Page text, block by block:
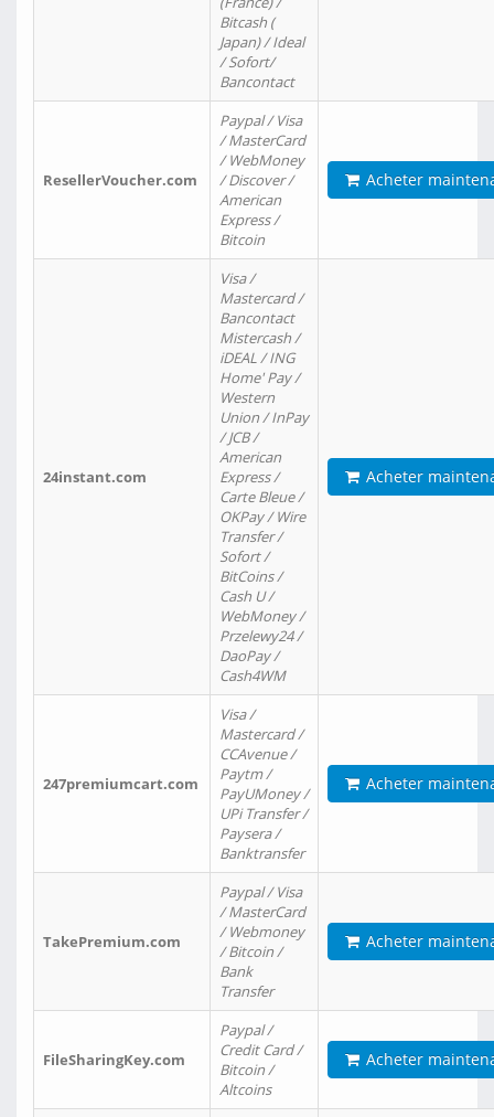
Bitcash (
Japan) / Ideal
/ Sofort/
Bancontact
ResellerVoucher.com
Paypal / Visa
/ MasterCard
/ WebMoney
/ Discover /
American
Express /
Bitcoin
Acheter
24instant.com
Visa /
Mastercard /
Bancontact
Mistercash /
iDEAL / ING
Home' Pay /
Western
Union / InPay
/ JCB /
American
Express /
Carte Bleue /
OKPay / Wire
Transfer /
Sofort /
BitCoins /
Cash U /
WebMoney /
Przelewy24 /
DaoPay /
Cash4WM
Acheter
247premiumcart.com
Visa /
Mastercard /
CCAvenue /
Paytm /
PayUMoney /
UPi Transfer /
Paysera /
Banktransfer
Acheter
TakePremium.com
Paypal / Visa
/ MasterCard
/ Webmoney
/ Bitcoin /
Bank
Transfer
Acheter
FileSharingKey.com
Paypal /
Credit Card /
Bitcoin /
Altcoins
Acheter